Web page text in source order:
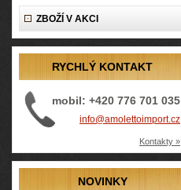
ZBOŽÍ V AKCI
RYCHLÝ KONTAKT
mobil: +420 776 701 035
info@amolettoimport.cz
Kontakty »
NOVINKY